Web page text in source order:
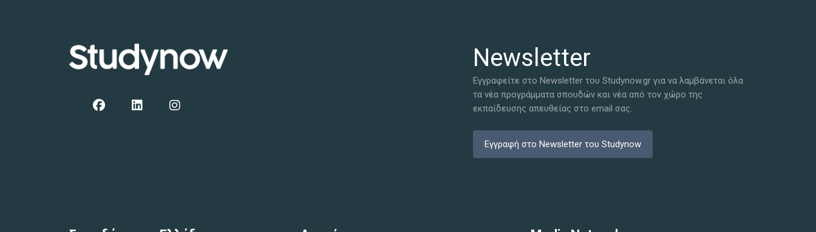
Newsletter
Εγγραφείτε στο Newsletter του Studynow.gr για να λαμβάνεται όλα
τα νέα προγράμματα σπουδών και νέα από τον χώρο της
εκπαίδευσης απευθείας στο email σας.
Εγγραφή στο Newsletter του Studynow